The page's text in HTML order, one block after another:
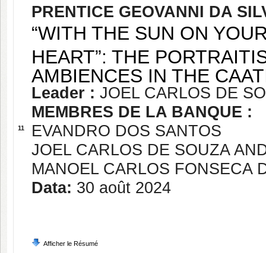
11
PRENTICE GEOVANNI DA
“WITH THE SUN ON
HEART”: THE
AMBIENCES IN THE
Leader : JOEL CARLOS DE
MEMBRES DE LA BANQUE :
EVANDRO DOS SANTOS
JOEL CARLOS DE SOUZA
MANOEL CARLOS FONSECA
Data: 30 août 2024
Afficher le Résumé